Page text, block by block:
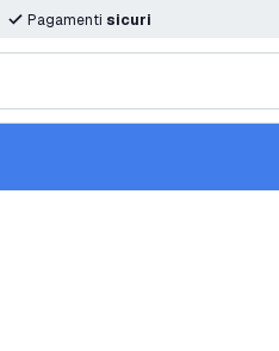
Pagamenti sicuri